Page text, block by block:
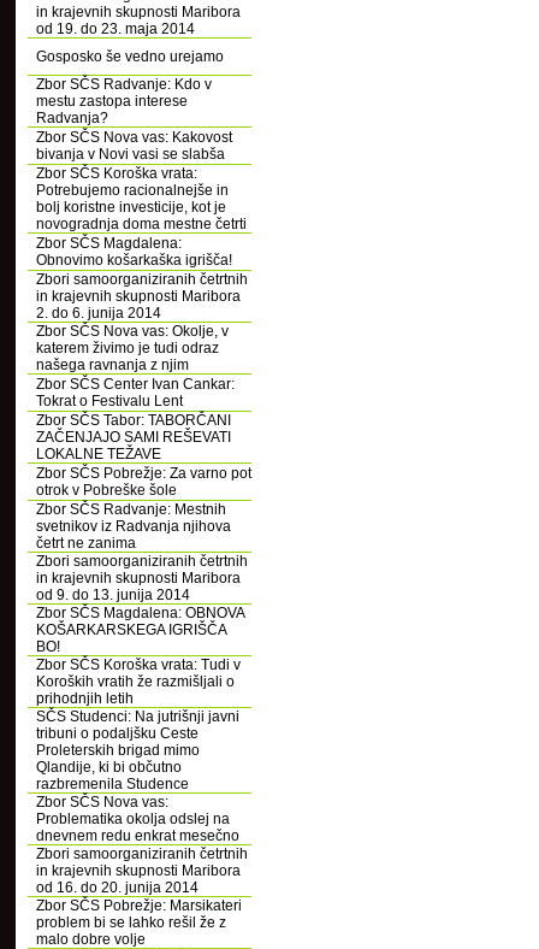
in krajevnih skupnosti Maribora
od 19. do 23. maja 2014
Gosposko še vedno urejamo
Zbor SČS Radvanje: Kdo v
mestu zastopa interese
Radvanja?
Zbor SČS Nova vas: Kakovost
bivanja v Novi vasi se slabša
Zbor SČS Koroška vrata:
Potrebujemo racionalnejše in
bolj koristne investicije, kot je
novogradnja doma mestne četrti
Zbor SČS Magdalena:
Obnovimo košarkaška igrišča!
Zbori samoorganiziranih četrtnih
in krajevnih skupnosti Maribora
2. do 6. junija 2014
Zbor SČS Nova vas: Okolje, v
katerem živimo je tudi odraz
našega ravnanja z njim
Zbor SČS Center Ivan Cankar:
Tokrat o Festivalu Lent
Zbor SČS Tabor: TABORČANI
ZAČENJAJO SAMI REŠEVATI
LOKALNE TEŽAVE
Zbor SČS Pobrežje: Za varno pot
otrok v Pobreške šole
Zbor SČS Radvanje: Mestnih
svetnikov iz Radvanja njihova
četrt ne zanima
Zbori samoorganiziranih četrtnih
in krajevnih skupnosti Maribora
od 9. do 13. junija 2014
Zbor SČS Magdalena: OBNOVA
KOŠARKARSKEGA IGRIŠČA
BO!
Zbor SČS Koroška vrata: Tudi v
Koroških vratih že razmišljali o
prihodnjih letih
SČS Studenci: Na jutrišnji javni
tribuni o podaljšku Ceste
Proleterskih brigad mimo
Qlandije, ki bi občutno
razbremenila Studence
Zbor SČS Nova vas:
Problematika okolja odslej na
dnevnem redu enkrat mesečno
Zbori samoorganiziranih četrtnih
in krajevnih skupnosti Maribora
od 16. do 20. junija 2014
Zbor SČS Pobrežje: Marsikateri
problem bi se lahko rešil že z
malo dobre volje